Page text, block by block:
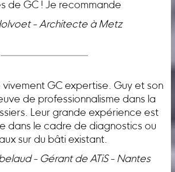
de GC ! Je recommande
- Architecte à Metz
GC expertise. Guy et son
de professionnalisme dans la
Leur grande expérience est
dans le cadre de diagnostics ou
sur du bâti existant.
- Gérant de ATiS - Nantes